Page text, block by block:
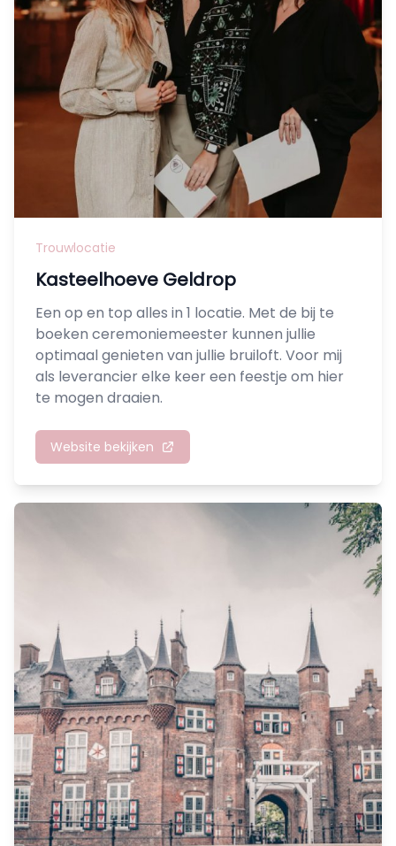
Trouwlocatie
Kasteelhoeve Geldrop
Een op en top alles in 1 locatie. Met de bij te
boeken ceremoniemeester kunnen jullie
optimaal genieten van jullie bruiloft. Voor mij
als leverancier elke keer een feestje om hier
te mogen draaien.
Website bekijken